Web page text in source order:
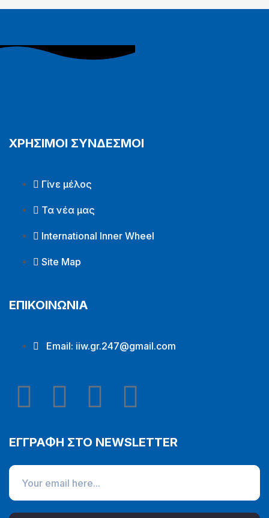
ΧΡΗΣΙΜΟΙ ΣΥΝΔΕΣΜΟΙ
Γίνε μέλος
Τα νέα μας
International Inner Wheel
Site Map
ΕΠΙΚΟΙΝΩΝΙΑ
Email: iiw.gr.247@gmail.com
ΕΓΓΡΑΦΗ ΣΤΟ NEWSLETTER